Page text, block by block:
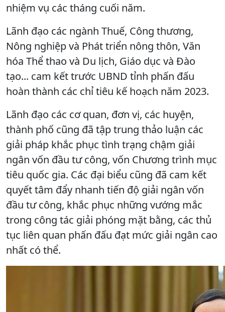
nhiệm vụ các tháng cuối năm.
Lãnh đạo các ngành Thuế, Công thương,
Nông nghiệp và Phát triển nông thôn, Văn
hóa Thể thao và Du lịch, Giáo dục và Đào
tạo... cam kết trước UBND tỉnh phấn đấu
hoàn thành các chỉ tiêu kế hoạch năm 2023.
Lãnh đạo các cơ quan, đơn vị, các huyện,
thành phố cũng đã tập trung thảo luận các
giải pháp khắc phục tình trạng chậm giải
ngân vốn đầu tư công, vốn Chương trình mục
tiêu quốc gia. Các đại biểu cũng đã cam kết
quyết tâm đẩy nhanh tiến độ giải ngân vốn
đầu tư công, khắc phục những vướng mắc
trong công tác giải phóng mặt bằng, các thủ
tục liên quan phấn đấu đạt mức giải ngân cao
nhất có thể.